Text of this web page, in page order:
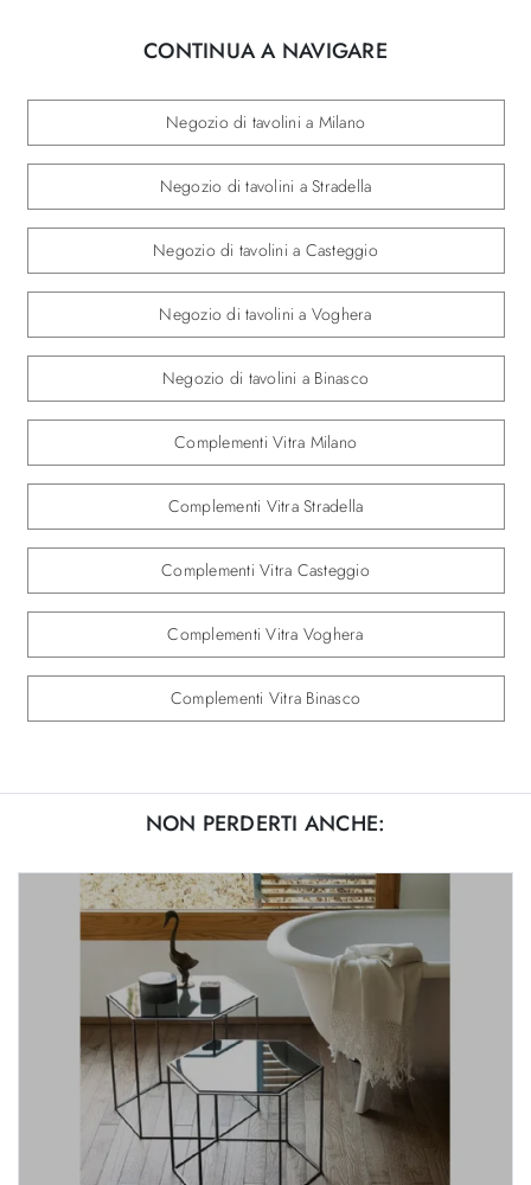
CONTINUA A NAVIGARE
Negozio di tavolini a Milano
Negozio di tavolini a Stradella
Negozio di tavolini a Casteggio
Negozio di tavolini a Voghera
Negozio di tavolini a Binasco
Complementi Vitra Milano
Complementi Vitra Stradella
Complementi Vitra Casteggio
Complementi Vitra Voghera
Complementi Vitra Binasco
NON PERDERTI ANCHE: